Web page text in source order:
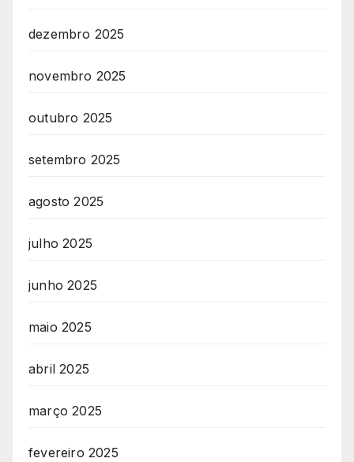
dezembro 2025
novembro 2025
outubro 2025
setembro 2025
agosto 2025
julho 2025
junho 2025
maio 2025
abril 2025
março 2025
fevereiro 2025